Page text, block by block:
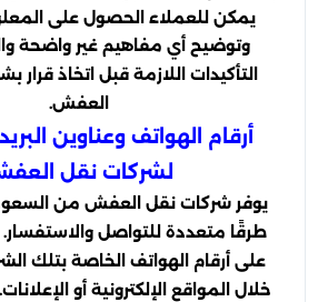
يمكن للعملاء الحصول على
وتوضيح أي مفاهيم غير واضحة
التأكيدات اللازمة قبل اتخاذ
العفش.
أرقام الهواتف وعناوين
لشركات نقل
يوفر شركات نقل العفش من
طرقًا متعددة للتواصل
على أرقام الهواتف الخاصة بتلك
خلال المواقع الإلكترونية أو